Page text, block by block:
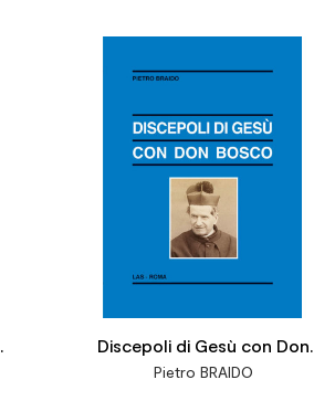
Discepoli di Gesù con Don
Bosco
Pietro BRAIDO